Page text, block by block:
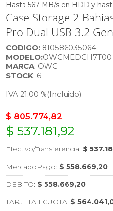
Hasta 567 MB/s en HDD y
Case Storage 2
Pro Dual USB 3.2
CODIGO: 810586035064
MODELO:OWCMEDCH7T00
MARCA: OWC
STOCK: 6
IVA 21.00 %(Incluido)
$ 805.774,82
$ 537.181,92
Efectivo/Transferencia: $
MercadoPago: $ 558.669,20
DEBITO: $ 558.669,20
TARJETA 1 CUOTA: $